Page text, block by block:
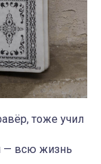
тоже учил
— всю жизнь